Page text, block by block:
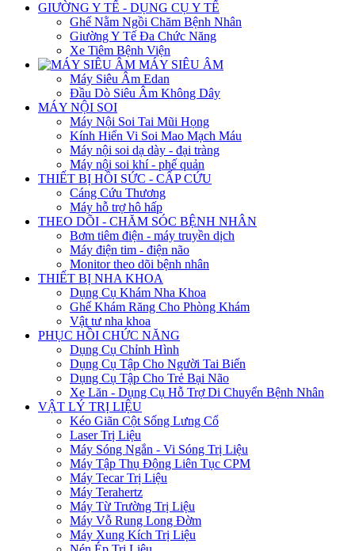
GIƯỜNG Y TẾ - DỤNG CỤ Y TẾ
Ghế Nằm Ngồi Chăm Bệnh Nhân
Giường Y Tế Đa Chức Năng
Xe Tiêm Bệnh Viện
MÁY SIÊU ÂM
Máy Siêu Âm Edan
Đầu Dò Siêu Âm Không Dây
MÁY NỘI SOI
Máy Nội Soi Tai Mũi Họng
Kính Hiển Vi Soi Mao Mạch Máu
Máy nội soi dạ dày - đại tràng
Máy nội soi khí - phế quản
THIẾT BỊ HỒI SỨC - CẤP CỨU
Cáng Cứu Thương
Máy hỗ trợ hô hấp
THEO DÕI - CHĂM SÓC BỆNH NHÂN
Bơm tiêm điện - máy truyền dịch
Máy điện tim - điện não
Monitor theo dõi bệnh nhân
THIẾT BỊ NHA KHOA
Dụng Cụ Khám Nha Khoa
Ghế Khám Răng Cho Phòng Khám
Vật tư nha khoa
PHỤC HỒI CHỨC NĂNG
Dụng Cụ Chỉnh Hình
Dụng Cụ Tập Cho Người Tai Biến
Dụng Cụ Tập Cho Trẻ Bại Não
Xe Lăn - Dụng Cụ Hỗ Trợ Di Chuyển Bệnh Nhân
VẬT LÝ TRỊ LIỆU
Kéo Giãn Cột Sống Lưng Cổ
Laser Trị Liệu
Máy Sóng Ngắn - Vi Sóng Trị Liệu
Máy Tập Thụ Động Liên Tục CPM
Máy Tecar Trị Liệu
Máy Terahertz
Máy Từ Trường Trị Liệu
Máy Vỗ Rung Long Đờm
Máy Xung Kích Trị Liệu